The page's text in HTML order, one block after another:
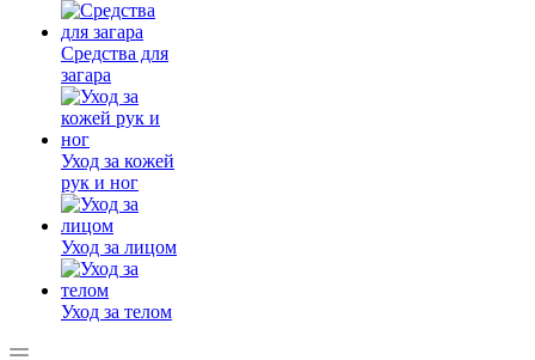
Средства для
загара
Уход за кожей
рук и ног
Уход за лицом
Уход за телом